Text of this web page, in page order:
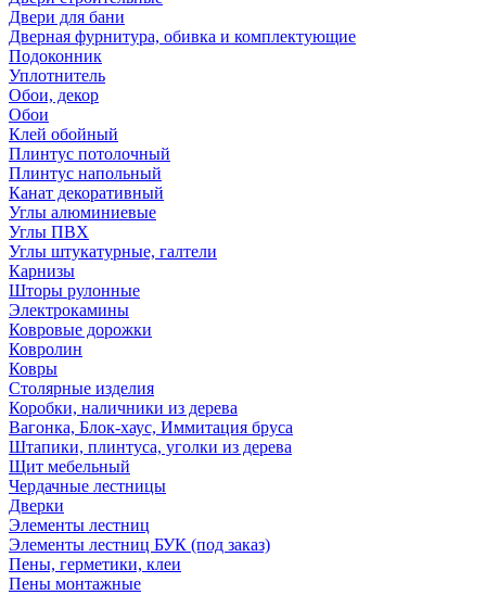
Двери для бани
Дверная фурнитура, обивка и комплектующие
Подоконник
Уплотнитель
Обои, декор
Обои
Клей обойный
Плинтус потолочный
Плинтус напольный
Канат декоративный
Углы алюминиевые
Углы ПВХ
Углы штукатурные, галтели
Карнизы
Шторы рулонные
Электрокамины
Ковровые дорожки
Ковролин
Ковры
Столярные изделия
Коробки, наличники из дерева
Вагонка, Блок-хаус, Иммитация бруса
Штапики, плинтуса, уголки из дерева
Щит мебельный
Чердачные лестницы
Дверки
Элементы лестниц
Элементы лестниц БУК (под заказ)
Пены, герметики, клеи
Пены монтажные